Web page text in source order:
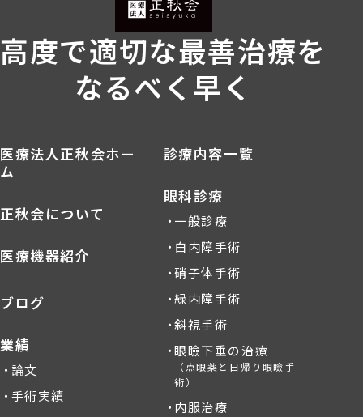
高度で適切な最善治療を
なるべく早く
医療法人正秋会ホー
ム
正秋会について
医療機器紹介
診療内容一覧
眼科診療
一般診療
白内障手術
硝子体手術
緑内障手術
斜視手術
眼瞼下垂の治療
（点眼薬と日帰り眼瞼手
術）
内服治療
ブログ
業績
論文
手術実績